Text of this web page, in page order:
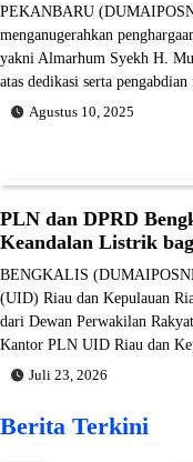
PEKANBARU
menganugerahkan
yakni Almarhum Syekh H.
atas dedikasi serta
Agustus 10, 2025
PLN dan DPRD
Keandalan Listrik
BENGKALIS
(UID) Riau dan Kepulauan
dari Dewan Perwakilan
Kantor PLN UID Riau dan
Juli 23, 2026
Berita Terkini